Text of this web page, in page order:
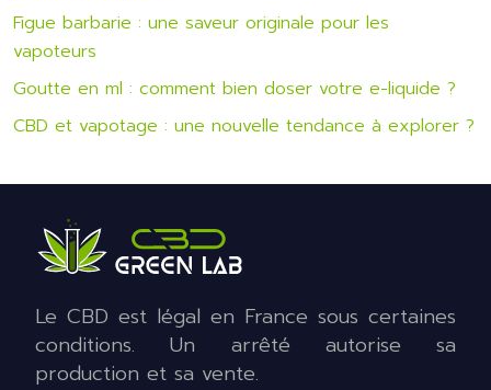
Figue barbarie : une saveur originale pour les
vapoteurs
Goutte en ml : comment bien doser votre e-liquide ?
CBD et vapotage : une nouvelle tendance à explorer ?
Le CBD est légal en France sous certaines
conditions. Un arrêté autorise sa
production et sa vente.